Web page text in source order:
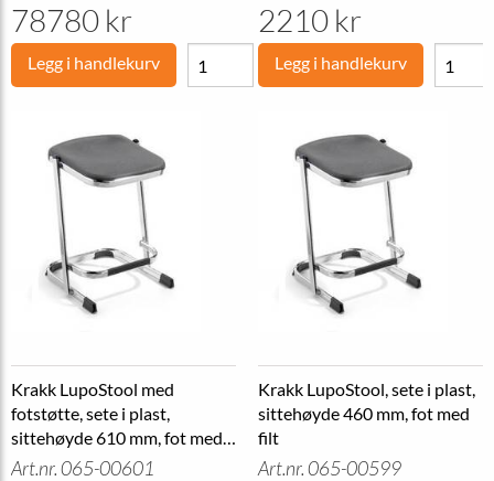
78780 kr
Legg i handlekurv
2210 kr
Legg i handlekurv
Krakk LupoStool med
fotstøtte, sete i plast,
sittehøyde 610 mm, fot med
filt
Art.nr. 065-00601
Krakk LupoStool, sete i plast,
sittehøyde 460 mm, fot med
filt
Art.nr. 065-00599